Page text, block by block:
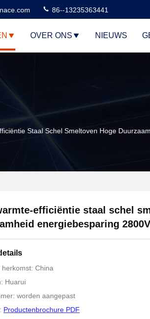
86--13235363441
OVER ONS NIEUWS
Staal Schel Smeltoven Hoge
efficiëntie staal schel
energiebesparing 2800V
herkomst: China
Huarui
worden aangepast
Productenbrochure PDF